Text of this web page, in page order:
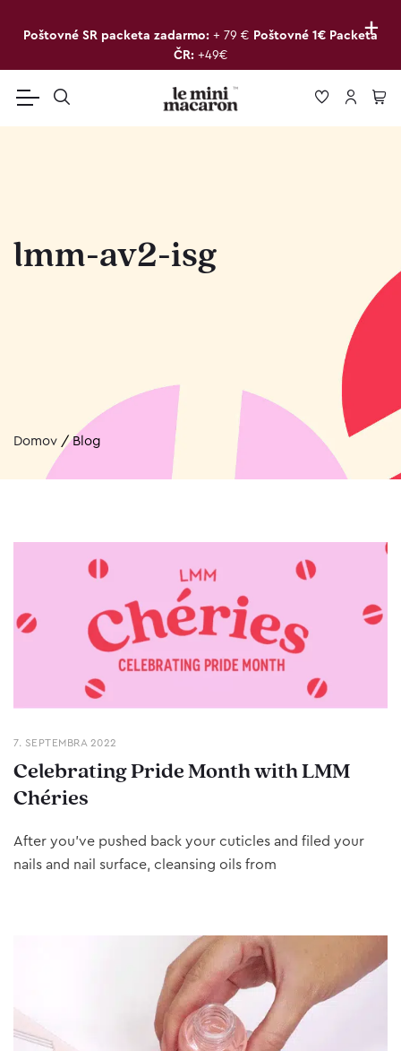
+
Poštovné SR packeta zadarmo: + 79 € Poštovné 1€ Packeta
ČR: +49€
lmm-av2-isg
Domov /Blog
7. SEPTEMBRA 2022
Celebrating Pride Month with LMM
Chéries
After you’ve pushed back your cuticles and filed your
nails and nail surface, cleansing oils from